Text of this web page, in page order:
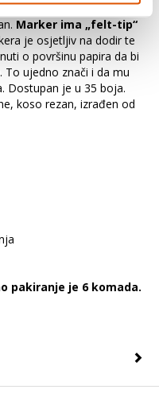
brišu a ako se ispis fiksira
Marker ima „felt-tip“
je osjetljiv na dodir te
o površinu papira da bi
To ujedno znači i da mu
Dostupan je u 35 boja.
koso rezan, izrađen od
pakiranje je 6 komada.